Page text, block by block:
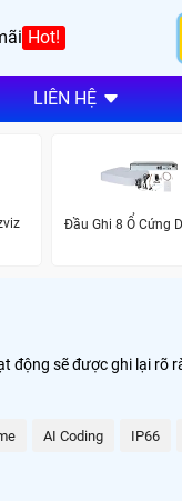
Hot!
LIÊN HỆ
Đầu Ghi 8 Ổ Cứng
động sẽ được ghi lại rõ
AI Coding IP66